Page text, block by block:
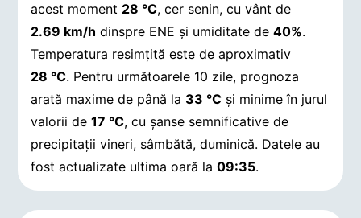
acest moment 28 °C, cer senin, cu vânt de
2.69 km/h dinspre ENE și umiditate de40%.
Temperatura resimțită este de aproximativ
28 °C. Pentru următoarele 10 zile, prognoza
arată maxime de până la 33 °C și minime în jurul
valorii de17 °C, cu șanse semnificative de
precipitații vineri, sâmbătă, duminică. Datele au
fost actualizate ultima oară la09:35.